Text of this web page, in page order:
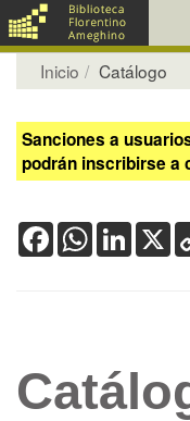
Inicio Catálogo
Sanciones a
podrán inscribirse a
FacebookWhatsAppX